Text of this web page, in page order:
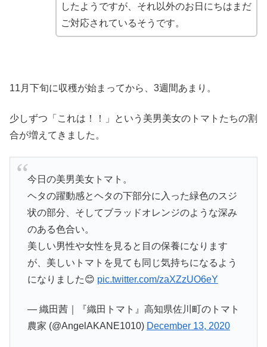
したようですが、それ以外のお日にちはまだ
ご対応されているそうです。
11月下旬に収穫が始まってから、3週間あまり。
少しずつ「これは！！」という美男美女のトマトたちの割
合が増えてきました。
今日の美男美女トマト。
ヘタの躍動感とヘタの下部分に入った緑色のスジ
状の部分、そしてブラッドオレンジのような深み
のある色合い。
美しい男性や女性を見ると目の保養になります
が、美しいトマトを見ても同じ気持ちになるよう
になりました😊 pic.twitter.com/zaXZzUO6eY
— 織田茜｜『織田トマト』高知県佐川町のトマト
農家 (@AngelAKANE1010) December 13, 2020